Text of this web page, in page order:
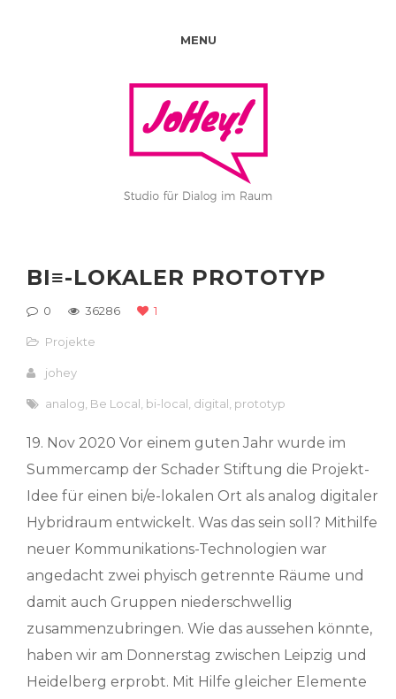
MENU
BI≡-LOKALER PROTOTYP
0 36286 1
Projekte
johey
analog Be Local bi-local digital prototyp
19. Nov 2020 Vor einem guten Jahr wurde im
Summercamp der Schader Stiftung die Projekt-
Idee für einen bi/e-lokalen Ort als analog digitaler
Hybridraum entwickelt. Was das sein soll? Mithilfe
neuer Kommunikations-Technologien war
angedacht zwei phyisch getrennte Räume und
damit auch Gruppen niederschwellig
zusammenzubringen. Wie das aussehen könnte,
haben wir am Donnerstag zwischen Leipzig und
Heidelberg erprobt. Mit Hilfe gleicher Elemente